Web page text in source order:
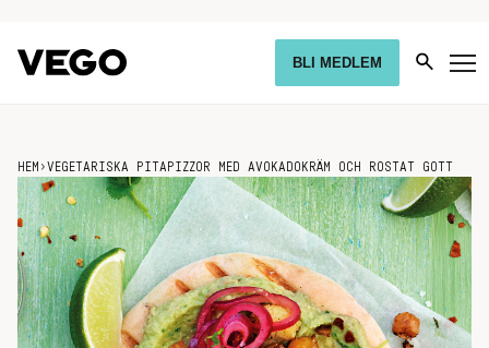
BLI MEDLEM
HEM ›VEGETARISKA PITAPIZZOR MED AVOKADOKRÄM OCH ROSTAT GOTT